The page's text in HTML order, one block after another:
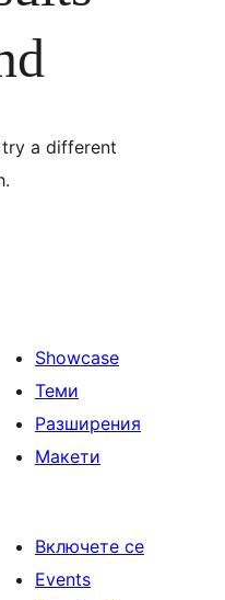
a different
Showcase
Теми
Разширения
Макети
Включете се
Events